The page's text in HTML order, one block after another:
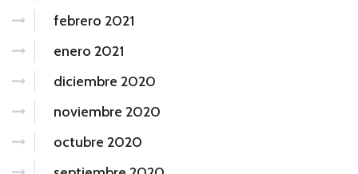
febrero 2021
enero 2021
diciembre 2020
noviembre 2020
octubre 2020